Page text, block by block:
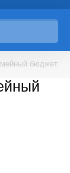
бюджет